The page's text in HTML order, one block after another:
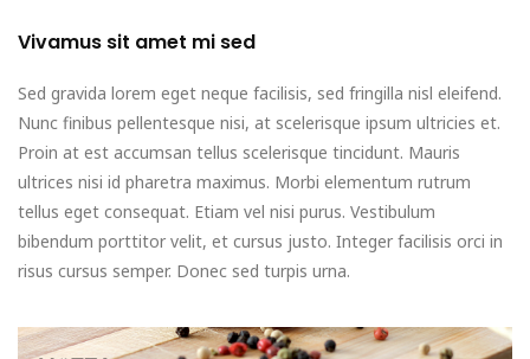
Vivamus sit amet mi sed
Sed gravida lorem eget neque facilisis, sed fringilla nisl eleifend.
Nunc finibus pellentesque nisi, at scelerisque ipsum ultricies et.
Proin at est accumsan tellus scelerisque tincidunt. Mauris
ultrices nisi id pharetra maximus. Morbi elementum rutrum
tellus eget consequat. Etiam vel nisi purus. Vestibulum
bibendum porttitor velit, et cursus justo. Integer facilisis orci in
risus cursus semper. Donec sed turpis urna.